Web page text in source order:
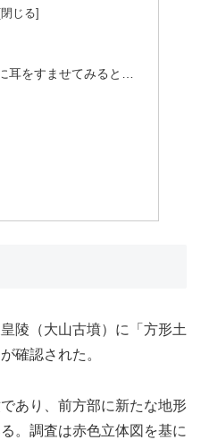
耳をすませてみると…
陵（大山古墳）に「方形土
確認された。
あり、前方部に新たな地形
。調査は赤色立体図を基に